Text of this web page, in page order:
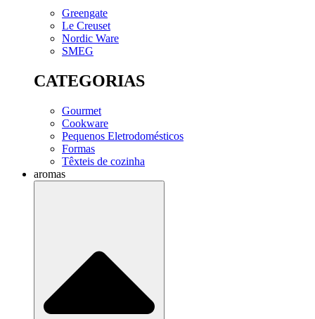
Greengate
Le Creuset
Nordic Ware
SMEG
CATEGORIAS
Gourmet
Cookware
Pequenos Eletrodomésticos
Formas
Têxteis de cozinha
aromas